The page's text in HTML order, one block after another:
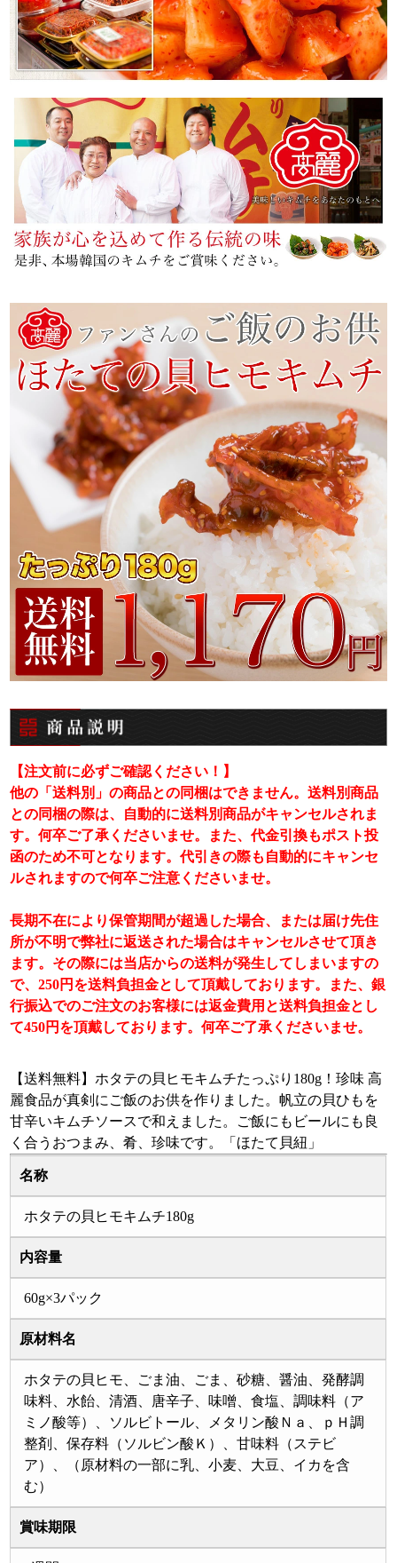
【注文前に必ずご確認ください！】
他の「送料別」の商品との同梱はできません。送料別商品
との同梱の際は、自動的に送料別商品がキャンセルされま
す。何卒ご了承くださいませ。また、代金引換もポスト投
函のため不可となります。代引きの際も自動的にキャンセ
ルされますので何卒ご注意くださいませ。
長期不在により保管期間が超過した場合、または届け先住
所が不明で弊社に返送された場合はキャンセルさせて頂き
ます。その際には当店からの送料が発生してしまいますの
で、250円を送料負担金として頂戴しております。また、銀
行振込でのご注文のお客様には返金費用と送料負担金とし
て450円を頂戴しております。何卒ご了承くださいませ。
【送料無料】ホタテの貝ヒモキムチたっぷり180g！珍味 高
麗食品が真剣にご飯のお供を作りました。帆立の貝ひもを
甘辛いキムチソースで和えました。ご飯にもビールにも良
く合うおつまみ、肴、珍味です。「ほたて貝紐」
名称
ホタテの貝ヒモキムチ180g
内容量
60g×3パック
原材料名
ホタテの貝ヒモ、ごま油、ごま、砂糖、醤油、発酵調
味料、水飴、清酒、唐辛子、味噌、食塩、調味料（ア
ミノ酸等）、ソルビトール、メタリン酸Ｎａ、ｐＨ調
整剤、保存料（ソルビン酸Ｋ）、甘味料（ステビ
ア）、（原材料の一部に乳、小麦、大豆、イカを含
む）
賞味期限